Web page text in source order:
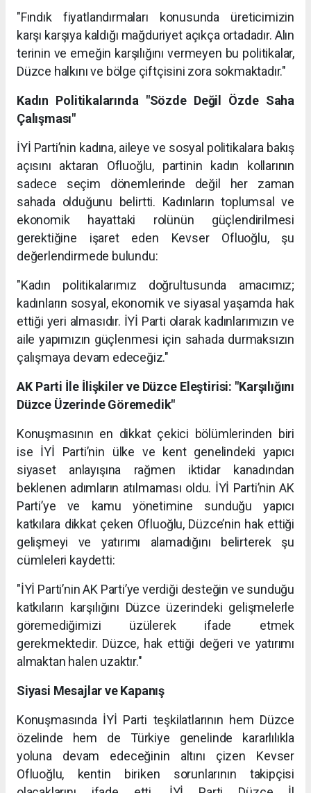
"Fındık fiyatlandırmaları konusunda üreticimizin
karşı karşıya kaldığı mağduriyet açıkça ortadadır. Alın
terinin ve emeğin karşılığını vermeyen bu politikalar,
Düzce halkını ve bölge çiftçisini zora sokmaktadır."
Kadın Politikalarında "Sözde Değil Özde Saha
Çalışması"
İYİ Parti’nin kadına, aileye ve sosyal politikalara bakış
açısını aktaran Ofluoğlu, partinin kadın kollarının
sadece seçim dönemlerinde değil her zaman
sahada olduğunu belirtti. Kadınların toplumsal ve
ekonomik hayattaki rolünün güçlendirilmesi
gerektiğine işaret eden Kevser Ofluoğlu, şu
değerlendirmede bulundu:
"Kadın politikalarımız doğrultusunda amacımız;
kadınların sosyal, ekonomik ve siyasal yaşamda hak
ettiği yeri almasıdır. İYİ Parti olarak kadınlarımızın ve
aile yapımızın güçlenmesi için sahada durmaksızın
çalışmaya devam edeceğiz."
AK Parti İle İlişkiler ve Düzce Eleştirisi: "Karşılığını
Düzce Üzerinde Göremedik"
Konuşmasının en dikkat çekici bölümlerinden biri
ise İYİ Parti’nin ülke ve kent genelindeki yapıcı
siyaset anlayışına rağmen iktidar kanadından
beklenen adımların atılmaması oldu. İYİ Parti’nin AK
Parti’ye ve kamu yönetimine sunduğu yapıcı
katkılara dikkat çeken Ofluoğlu, Düzce’nin hak ettiği
gelişmeyi ve yatırımı alamadığını belirterek şu
cümleleri kaydetti:
"İYİ Parti’nin AK Parti’ye verdiği desteğin ve sunduğu
katkıların karşılığını Düzce üzerindeki gelişmelerle
göremediğimizi üzülerek ifade etmek
gerekmektedir. Düzce, hak ettiği değeri ve yatırımı
almaktan halen uzaktır."
Siyasi Mesajlar ve Kapanış
Konuşmasında İYİ Parti teşkilatlarının hem Düzce
özelinde hem de Türkiye genelinde kararlılıkla
yoluna devam edeceğinin altını çizen Kevser
Ofluoğlu, kentin biriken sorunlarının takipçisi